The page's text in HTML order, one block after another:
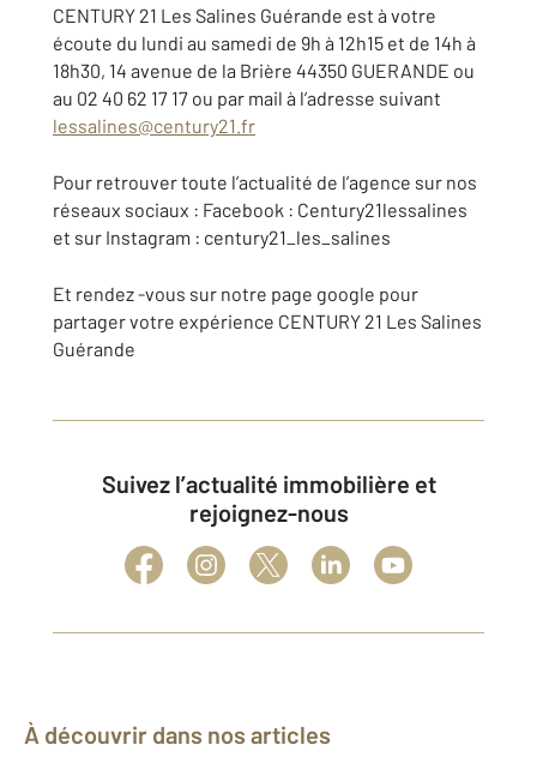
CENTURY 21 Les Salines Guérande est à votre
écoute du lundi au samedi de 9h à 12h15 et de 14h à
18h30, 14 avenue de la Brière 44350 GUERANDE ou
au 02 40 62 17 17 ou par mail à l’adresse suivant
lessalines@century21.fr
Pour retrouver toute l’actualité de l’agence sur nos
réseaux sociaux : Facebook : Century21lessalines
et sur Instagram : century21_les_salines
Et rendez -vous sur notre page google pour
partager votre expérience CENTURY 21 Les Salines
Guérande
Suivez l’actualité immobilière et
rejoignez-nous
À découvrir dans nos articles